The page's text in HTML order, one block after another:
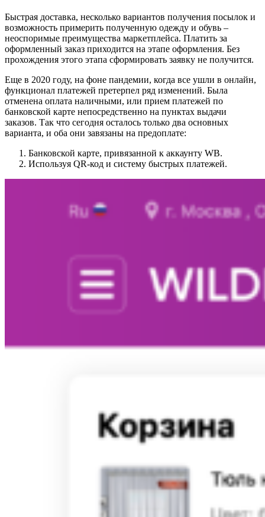
Быстрая доставка, несколько вариантов получения посылок и
возможность примерить полученную одежду и обувь –
неоспоримые преимущества маркетплейса. Платить за
оформленный заказ приходится на этапе оформления. Без
прохождения этого этапа сформировать заявку не получится.
Еще в 2020 году, на фоне пандемии, когда все ушли в онлайн,
функционал платежей претерпел ряд изменений. Была
отменена оплата наличными, или прием платежей по
банковской карте непосредственно на пунктах выдачи
заказов. Так что сегодня осталось только два основных
варианта, и оба они завязаны на предоплате:
Банковской карте, привязанной к аккаунту WB.
Используя QR-код и систему быстрых платежей.